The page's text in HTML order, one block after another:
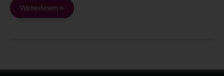
Weiterlesen »